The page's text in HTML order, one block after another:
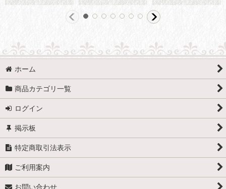
ホーム
商品カテゴリ一覧
ログイン
掲示板
特定商取引法表示
ご利用案内
お問い合わせ